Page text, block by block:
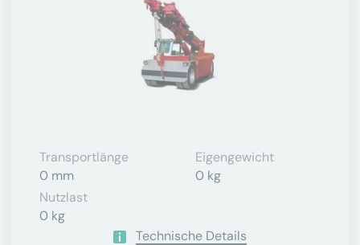
Transportlänge
0 mm
Eigengewicht
0 kg
Nutzlast
0 kg
Technische Details